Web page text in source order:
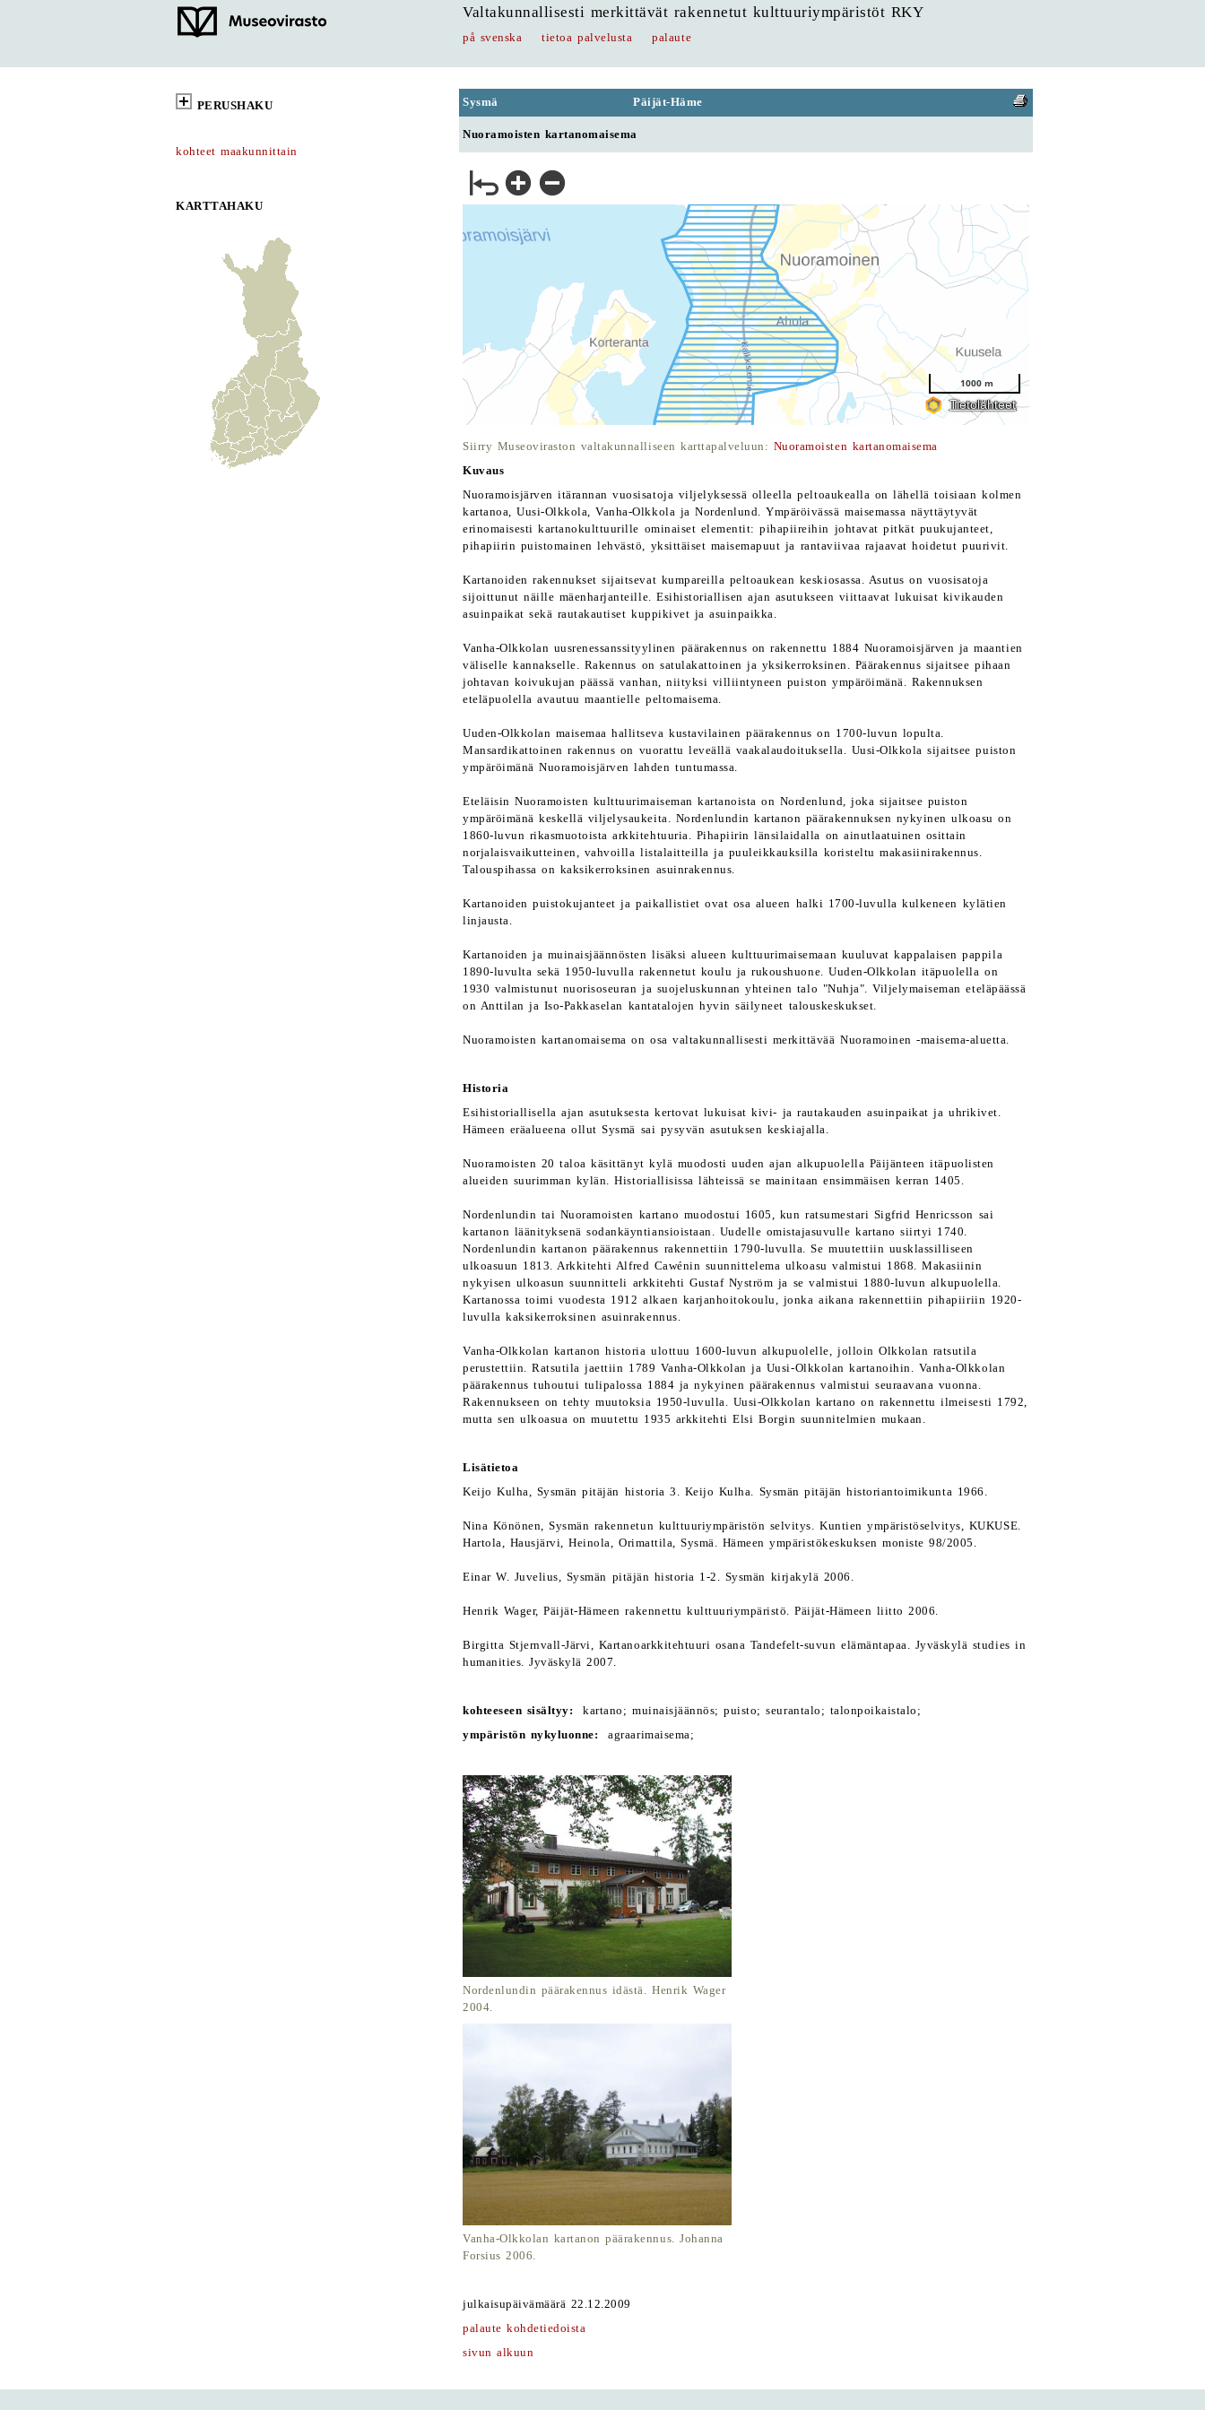
Valtakunnallisesti merkittävät rakennetut kulttuuriympäristöt RKY
på svenska tietoa palvelusta palaute
PERUSHAKU
kohteet maakunnittain
KARTTAHAKU
Sysmä Päijät-Häme
Nuoramoisten kartanomaisema
Siirry Museoviraston valtakunnalliseen karttapalveluun: Nuoramoisten kartanomaisema
Kuvaus
Nuoramoisjärven itärannan vuosisatoja viljelyksessä olleella peltoaukealla on lähellä toisiaan kolmen
kartanoa, Uusi-Olkkola, Vanha-Olkkola ja Nordenlund. Ympäröivässä maisemassa näyttäytyvät
erinomaisesti kartanokulttuurille ominaiset elementit: pihapiireihin johtavat pitkät puukujanteet,
pihapiirin puistomainen lehvästö, yksittäiset maisemapuut ja rantaviivaa rajaavat hoidetut puurivit.
Kartanoiden rakennukset sijaitsevat kumpareilla peltoaukean keskiosassa. Asutus on vuosisatoja
sijoittunut näille mäenharjanteille. Esihistoriallisen ajan asutukseen viittaavat lukuisat kivikauden
asuinpaikat sekä rautakautiset kuppikivet ja asuinpaikka.
Vanha-Olkkolan uusrenessanssityylinen päärakennus on rakennettu 1884 Nuoramoisjärven ja maantien
väliselle kannakselle. Rakennus on satulakattoinen ja yksikerroksinen. Päärakennus sijaitsee pihaan
johtavan koivukujan päässä vanhan, niityksi villiintyneen puiston ympäröimänä. Rakennuksen
eteläpuolella avautuu maantielle peltomaisema.
Uuden-Olkkolan maisemaa hallitseva kustavilainen päärakennus on 1700-luvun lopulta.
Mansardikattoinen rakennus on vuorattu leveällä vaakalaudoituksella. Uusi-Olkkola sijaitsee puiston
ympäröimänä Nuoramoisjärven lahden tuntumassa.
Eteläisin Nuoramoisten kulttuurimaiseman kartanoista on Nordenlund, joka sijaitsee puiston
ympäröimänä keskellä viljelysaukeita. Nordenlundin kartanon päärakennuksen nykyinen ulkoasu on
1860-luvun rikasmuotoista arkkitehtuuria. Pihapiirin länsilaidalla on ainutlaatuinen osittain
norjalaisvaikutteinen, vahvoilla listalaitteilla ja puuleikkauksilla koristeltu makasiinirakennus.
Talouspihassa on kaksikerroksinen asuinrakennus.
Kartanoiden puistokujanteet ja paikallistiet ovat osa alueen halki 1700-luvulla kulkeneen kylätien
linjausta.
Kartanoiden ja muinaisjäännösten lisäksi alueen kulttuurimaisemaan kuuluvat kappalaisen pappila
1890-luvulta sekä 1950-luvulla rakennetut koulu ja rukoushuone. Uuden-Olkkolan itäpuolella on
1930 valmistunut nuorisoseuran ja suojeluskunnan yhteinen talo "Nuhja". Viljelymaiseman eteläpäässä
on Anttilan ja Iso-Pakkaselan kantatalojen hyvin säilyneet talouskeskukset.
Nuoramoisten kartanomaisema on osa valtakunnallisesti merkittävää Nuoramoinen -maisema-aluetta.
Historia
Esihistoriallisella ajan asutuksesta kertovat lukuisat kivi- ja rautakauden asuinpaikat ja uhrikivet.
Hämeen eräalueena ollut Sysmä sai pysyvän asutuksen keskiajalla.
Nuoramoisten 20 taloa käsittänyt kylä muodosti uuden ajan alkupuolella Päijänteen itäpuolisten
alueiden suurimman kylän. Historiallisissa lähteissä se mainitaan ensimmäisen kerran 1405.
Nordenlundin tai Nuoramoisten kartano muodostui 1605, kun ratsumestari Sigfrid Henricsson sai
kartanon läänityksenä sodankäyntiansioistaan. Uudelle omistajasuvulle kartano siirtyi 1740.
Nordenlundin kartanon päärakennus rakennettiin 1790-luvulla. Se muutettiin uusklassilliseen
ulkoasuun 1813. Arkkitehti Alfred Cawénin suunnittelema ulkoasu valmistui 1868. Makasiinin
nykyisen ulkoasun suunnitteli arkkitehti Gustaf Nyström ja se valmistui 1880-luvun alkupuolella.
Kartanossa toimi vuodesta 1912 alkaen karjanhoitokoulu, jonka aikana rakennettiin pihapiiriin 1920-
luvulla kaksikerroksinen asuinrakennus.
Vanha-Olkkolan kartanon historia ulottuu 1600-luvun alkupuolelle, jolloin Olkkolan ratsutila
perustettiin. Ratsutila jaettiin 1789 Vanha-Olkkolan ja Uusi-Olkkolan kartanoihin. Vanha-Olkkolan
päärakennus tuhoutui tulipalossa 1884 ja nykyinen päärakennus valmistui seuraavana vuonna.
Rakennukseen on tehty muutoksia 1950-luvulla. Uusi-Olkkolan kartano on rakennettu ilmeisesti 1792,
mutta sen ulkoasua on muutettu 1935 arkkitehti Elsi Borgin suunnitelmien mukaan.
Lisätietoa
Keijo Kulha, Sysmän pitäjän historia 3. Keijo Kulha. Sysmän pitäjän historiantoimikunta 1966.
Nina Könönen, Sysmän rakennetun kulttuuriympäristön selvitys. Kuntien ympäristöselvitys, KUKUSE.
Hartola, Hausjärvi, Heinola, Orimattila, Sysmä. Hämeen ympäristökeskuksen moniste 98/2005.
Einar W. Juvelius, Sysmän pitäjän historia 1-2. Sysmän kirjakylä 2006.
Henrik Wager, Päijät-Hämeen rakennettu kulttuuriympäristö. Päijät-Hämeen liitto 2006.
Birgitta Stjernvall-Järvi, Kartanoarkkitehtuuri osana Tandefelt-suvun elämäntapaa. Jyväskylä studies in
humanities. Jyväskylä 2007.
kohteeseen sisältyy: kartano; muinaisjäännös; puisto; seurantalo; talonpoikaistalo;
ympäristön nykyluonne: agraarimaisema;
Nordenlundin päärakennus idästä. Henrik Wager
2004.
Vanha-Olkkolan kartanon päärakennus. Johanna
Forsius 2006.
julkaisupäivämäärä 22.12.2009
palaute kohdetiedoista
sivun alkuun